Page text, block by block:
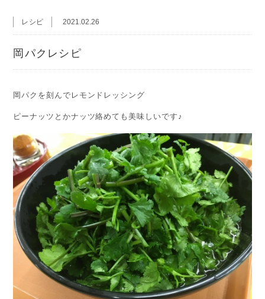
レシピ 2021.02.26
岡パクレシピ
岡パクを刻んでレモンドレッシング
ピーナッツとかナッツ絡めても美味しいです♪